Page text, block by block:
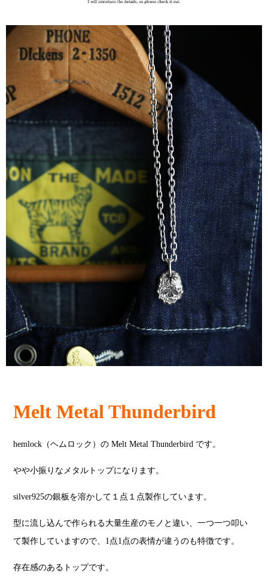
Melt Metal Thunderbird
hemlock（ヘムロック）の Melt Metal Thunderbird です。
やや小振りなメタルトップになります。
silver925の銀板を溶かして１点１点製作しています。
型に流し込んで作られる大量生産のモノと違い、一つ一つ叩い
て製作していますので、1点1点の表情が違うのも特徴です。
存在感のあるトップです。